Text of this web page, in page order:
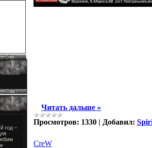
Читать дальше »
Просмотров: 1330 | Добавил:
CreW